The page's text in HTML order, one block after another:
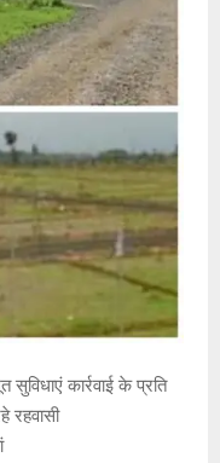
कार्रवाई के प्रति
रहवासी